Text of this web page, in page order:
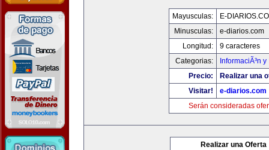
Mayusculas:
E-
Minusculas:
e-diarios.com
Longitud:
9 caracteres
Categorias:
InformaciÃ³n
Precio:
Realizar una
Visitar!
e-diarios.com
Serán consideradas
Realizar una Oferta